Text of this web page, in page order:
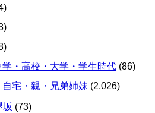
・高校・大学・学生時代 (86)
宅・親・兄弟姉妹 (2,026)
坂 (73)